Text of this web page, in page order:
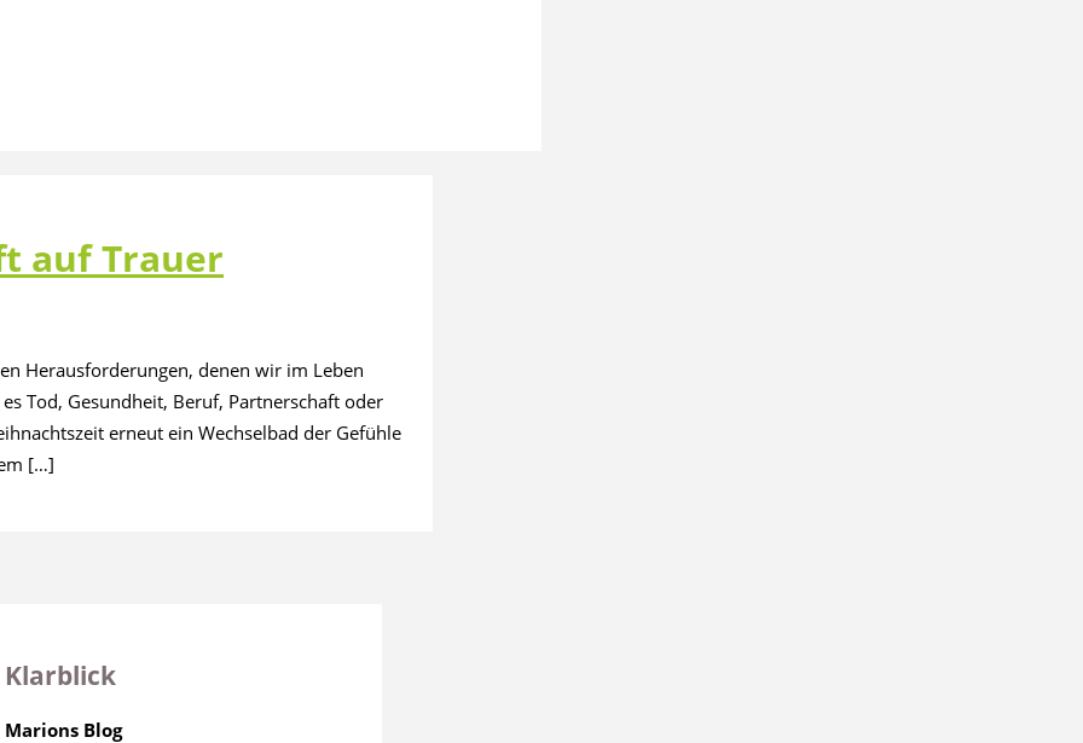
auf Trauer
Herausforderungen, denen wir im Leben
Tod, Gesundheit, Beruf, Partnerschaft oder
erneut ein Wechselbad der Gefühle
[…]
Klarblick
Marions Blog